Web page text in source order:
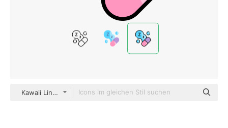
Kawaii Lineal color